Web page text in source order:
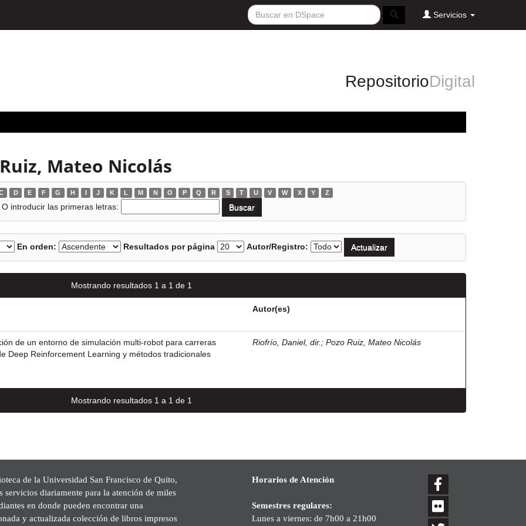
Servicios
RepositorioDigital
Mateo Nicolás
D E F G H I J K L M N O P Q R S T U V W X Y Z
O introducir las primeras letras:
En orden: Resultados por página Autor/Registro:
Mostrando resultados 1 a 1 de 1
Autor(es)
de un entorno de simulación multi-robot para carreras
Deep Reinforcement Learning y métodos tradicionales
Riofrío, Daniel, dir. ; Pozo Ruiz, Mateo Nicolás
Mostrando resultados 1 a 1 de 1
de la Universidad San Francisco de Quito,
servicios diariamente para la atención de miles
en donde pueden encontrar una
y actualizada colección de libros impresos
Horarios de Atención
Semestres regulares:
Lunes a viernes: de 7h00 a 21h00